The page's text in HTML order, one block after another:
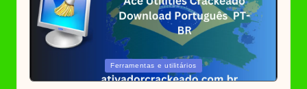
in
Ferramentas e utilitários